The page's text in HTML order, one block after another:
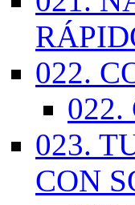
022.
022.
023.
CON